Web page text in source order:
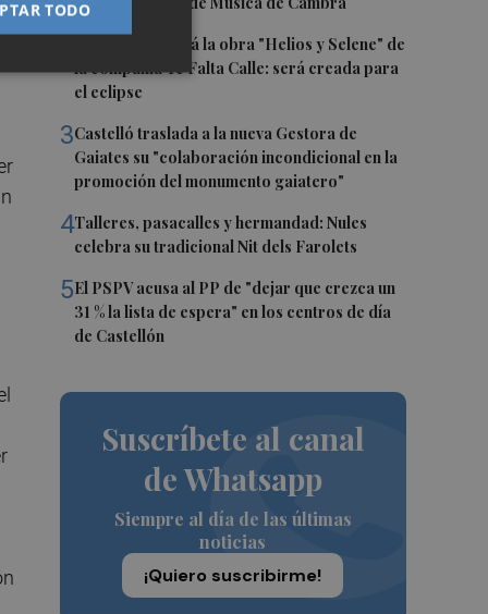
2 Castelló acogerá la obra "Helios y Selene" de
la compañía Te Falta Calle: será creada para
el eclipse
3Castelló traslada a la nueva Gestora de
Gaiates su "colaboración incondicional en la
promoción del monumento gaiatero"
4Talleres, pasacalles y hermandad: Nules
celebra su tradicional Nit dels Farolets
5El PSPV acusa al PP de "dejar que crezca un
31 % la lista de espera" en los centros de día
de Castellón
Suscríbete al canal
de Whatsapp
Siempre al día de las últimas
noticias
¡Quiero suscribirme!
TODO